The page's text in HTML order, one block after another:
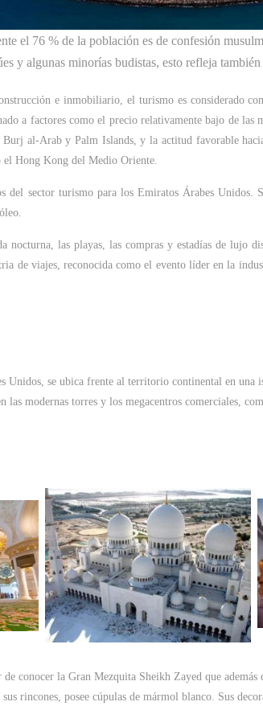
el 76 % de la población es de confesión
y algunas minorías budistas, esto refleja
e inmobiliario, el turismo es considerado
a factores como el precio relativamente bajo de las
al-Arab y Palm Islands, y la actitud favorable
el Hong Kong del Medio Oriente.
del sector turismo para los Emiratos Árabes Unidos.
nocturna, las playas, las compras y estadías de lujo
de viajes, reconocida como el evento líder en la
Unidos, se ubica frente al territorio continental en
las modernas torres y los megacentros comerciales,
conocer la Gran Mezquita Sheikh Zayed que
rincones, posee cúpulas de mármol blanco. Sus